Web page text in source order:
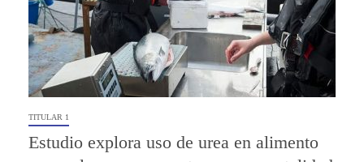
TITULAR 1
Estudio explora uso de urea en alimento